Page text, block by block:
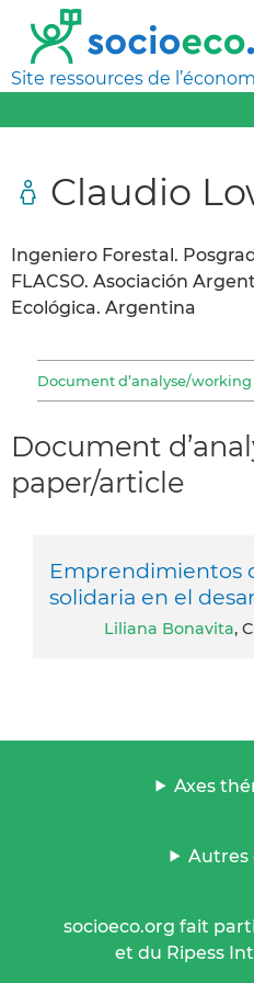
Site ressources de
Claudio
Ingeniero Forestal.
FLACSO. Asociación
Ecológica. Argentina
Document d’analyse/
Document
paper/article
Emprendimientos
solidaria en el
Liliana Bonavita,
Axes
Autres
socioeco.org fait
et du Ripess